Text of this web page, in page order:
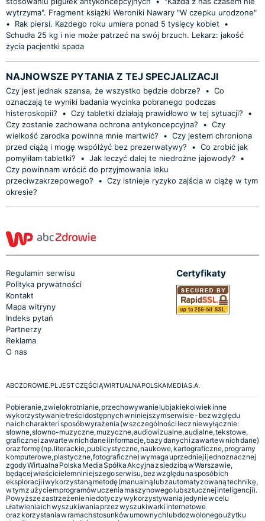
wytrzyma". Fragment książki Weroniki Nawary "W czepku urodzone"
•
Rak piersi. Każdego roku umiera ponad 5 tysięcy kobiet
•
Schudła 25 kg i nie może patrzeć na swój brzuch. Lekarz: jakość
życia pacjentki spada
NAJNOWSZE PYTANIA Z TEJ SPECJALIZACJI
Czy jest jednak szansa, że wszystko będzie dobrze? • Co
oznaczają te wyniki badania wycinka pobranego podczas
histeroskopii?
• Czy tabletki działają prawidłowo w tej sytuacji?
•
Czy zostanie zachowana ochrona antykoncepcyjna?
• Czy
wielkość zarodka powinna mnie martwić?
• Czy jestem chroniona
przed ciążą i mogę współżyć bez prezerwatywy?
• Co zrobić jak
pomyliłam tabletki?
• Jak leczyć dalej te niedrożne jajowody?
•
Czy powinnam wrócić do przyjmowania leku
przeciwzakrzepowego?
• Czy istnieje ryzyko zajścia w ciążę w tym
okresie?
Regulamin serwisu
Polityka prywatności
Kontakt
Mapa witryny
Indeks pytań
Partnerzy
Reklama
O nas
Certyfikaty
ABCZDROWIE.PL JEST CZĘŚCIĄ WIRTUALNA POLSKA MEDIA S.A.
Pobieranie, zwielokrotnianie, przechowywanie lub jakiekolwiek inne
wykorzystywanie treści dostępnych w niniejszym serwisie - bez względu
na ich charakter i sposób wyrażenia (w szczególności lecz nie wyłącznie:
słowne, słowno-muzyczne, muzyczne, audiowizualne, audialne, tekstowe,
graficzne i zawarte w nich dane i informacje, bazy danych i zawarte w nich dane)
oraz formę (np. literackie, publicystyczne, naukowe, kartograficzne, programy
komputerowe, plastyczne, fotograficzne) wymaga uprzedniej i jednoznacznej
zgody Wirtualna Polska Media Spółka Akcyjna z siedzibą w Warszawie,
będącej właścicielem niniejszego serwisu, bez względu na sposób ich
eksploracji i wykorzystaną metodę (manualną lub zautomatyzowaną technikę,
w tym z użyciem programów uczenia maszynowego lub sztucznej inteligencji).
Powyższe zastrzeżenie nie dotyczy wykorzystywania jedynie w celu
ułatwienia ich wyszukiwania przez wyszukiwarki internetowe
oraz korzystania w ramach stosunków umownych lub dozwolonego użytku